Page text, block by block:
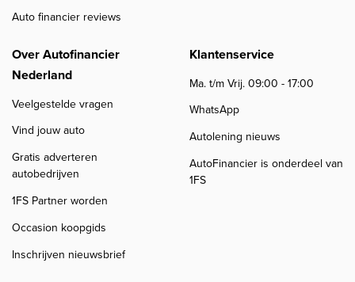
Auto financier reviews
Over Autofinancier
Nederland
Veelgestelde vragen
Vind jouw auto
Gratis adverteren
autobedrijven
1FS Partner worden
Occasion koopgids
Inschrijven nieuwsbrief
Klantenservice
Ma. t/m Vrij. 09:00 - 17:00
WhatsApp
Autolening nieuws
AutoFinancier is onderdeel van
1FS